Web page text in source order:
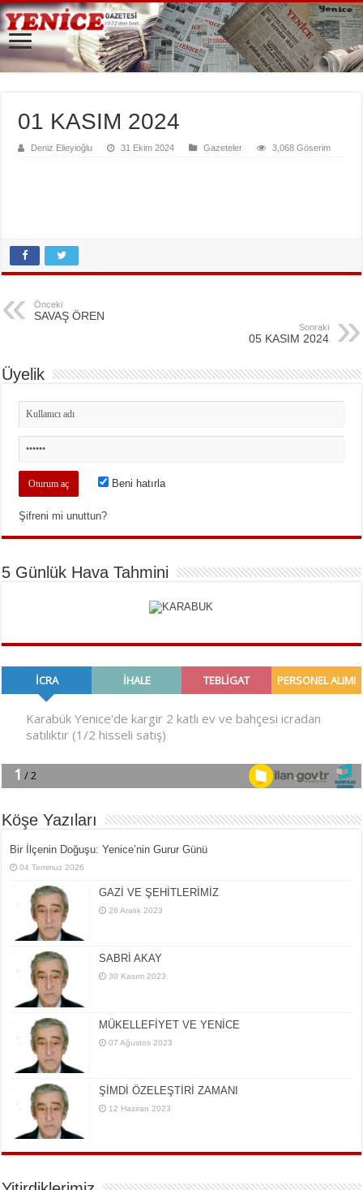
01 KASIM 2024
Deniz Elieyioğlu 31 Ekim 2024 Gazeteler 3,068 Göserim
Önceki
SAVAŞ ÖREN
Sonraki
05 KASIM 2024
Üyelik
Beni hatırla
Şifreni mi unuttun?
5 Günlük Hava Tahmini
Köşe Yazıları
Bir İlçe­nin Do­ğu­şu: Ye­ni­ce’nin Gurur Günü
04 Temmuz 2026
GAZİ VE ŞEHİTLERİMİZ
28 Aralık 2023
SABRİ AKAY
30 Kasım 2023
MÜKELLEFİYET VE YENİCE
07 Ağustos 2023
ŞİMDİ ÖZELEŞTİRİ ZAMANI
12 Haziran 2023